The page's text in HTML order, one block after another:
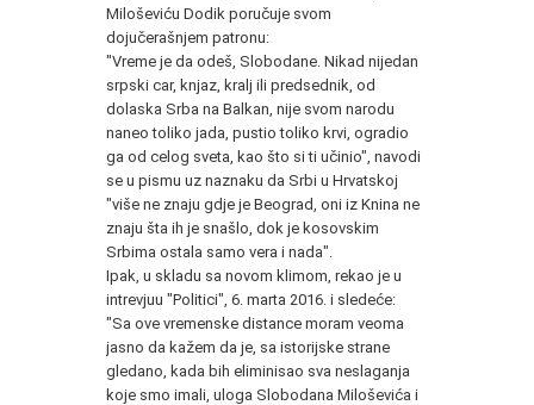
Miloševiću Dodik poručuje svom
dojučerašnjem patronu:
"Vreme je da odeš, Slobodane. Nikad nijedan
srpski car, knjaz, kralj ili predsednik, od
dolaska Srba na Balkan, nije svom narodu
naneo toliko jada, pustio toliko krvi, ogradio
ga od celog sveta, kao što si ti učinio", navodi
se u pismu uz naznaku da Srbi u Hrvatskoj
"više ne znaju gdje je Beograd, oni iz Knina ne
znaju šta ih je snašlo, dok je kosovskim
Srbima ostala samo vera i nada".
Ipak, u skladu sa novom klimom, rekao je u
intrevjuu "Politici", 6. marta 2016. i sledeće:
"Sa ove vremenske distance moram veoma
jasno da kažem da je, sa istorijske strane
gledano, kada bih eliminisao sva neslaganja
koje smo imali, uloga Slobodana Miloševića i